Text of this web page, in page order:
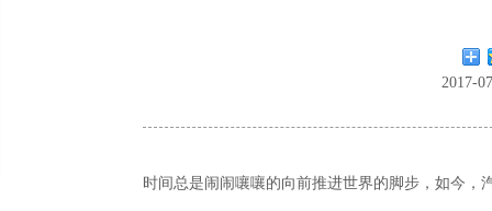
2017-
时间总是闹闹嚷嚷的向前推进世界的脚步，如今